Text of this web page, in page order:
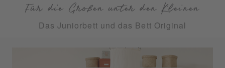
Das Juniorbett und das Bett Original
Für die Großen unter den Kleinen